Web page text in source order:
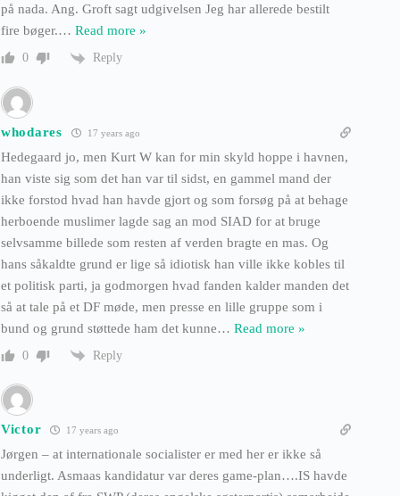
på nada. Ang. Groft sagt udgivelsen Jeg har allerede bestilt
fire bøger.… Read more »
0 Reply
whodares 17 years ago
Hedegaard jo, men Kurt W kan for min skyld hoppe i havnen,
han viste sig som det han var til sidst, en gammel mand der
ikke forstod hvad han havde gjort og som forsøg på at behage
herboende muslimer lagde sag an mod SIAD for at bruge
selvsamme billede som resten af verden bragte en mas. Og
hans såkaldte grund er lige så idiotisk han ville ikke kobles til
et politisk parti, ja godmorgen hvad fanden kalder manden det
så at tale på et DF møde, men presse en lille gruppe som i
bund og grund støttede ham det kunne… Read more »
0 Reply
Victor 17 years ago
Jørgen – at internationale socialister er med her er ikke så
underligt. Asmaas kandidatur var deres game-plan….IS havde